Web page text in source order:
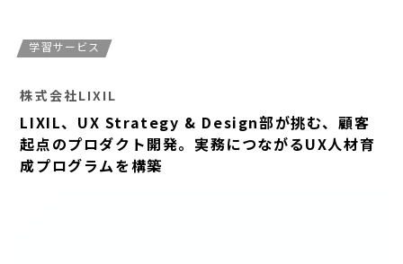
学習サービス
株式会社LIXIL
LIXIL、UX Strategy & Design部が挑む、顧客
起点のプロダクト開発。実務につながるUX人材育
成プログラムを構築